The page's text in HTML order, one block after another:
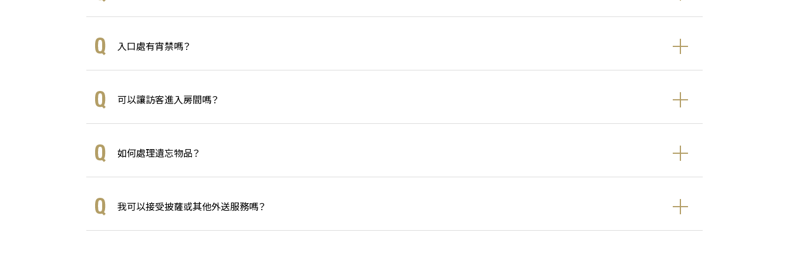
入口處有宵禁嗎？
可以讓訪客進入房間嗎？
如何處理遺忘物品？
我可以接受披薩或其他外送服務嗎？